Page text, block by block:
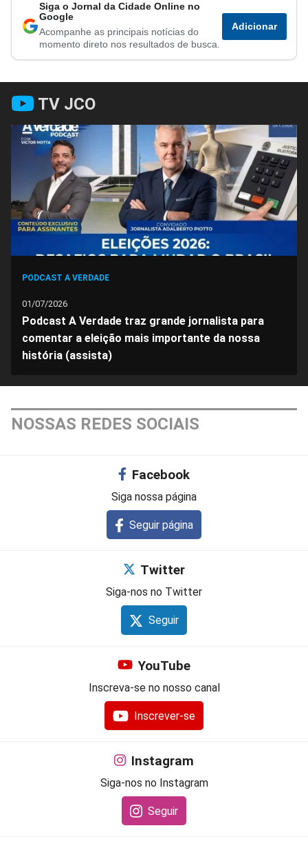
Compartilhar
no
Facebook
Compartilhar
no
Whatsapp
Compartilhar
no
Twitter
Compartilhar
no
Messenger
Compartilhar
no
Telegram
no
Gettr
Siga o Jornal da Cidade Online no
Google
Acompanhe as principais notícias do
momento direto nos resultados de busca.
Adicionar
TV JCO
PODCAST A VERDADE
01/07/2026
Podcast A Verdade traz grande jornalista para
comentar a eleição mais importante da nossa
história (assista)
NOSSAS REDES SOCIAIS
Facebook
Siga nossa página
Seguir página
Twitter
Siga-nos no Twitter
Seguir
YouTube
Inscreva-se no nosso canal
Inscrever-se
Instagram
Siga-nos no Instagram
Seguir